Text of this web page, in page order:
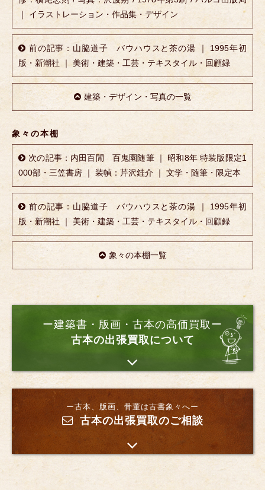
｜ イラストレーション・作品集・デザイン
前の記事：山脇道子 バウハウスと茶の湯 ｜ 1995年初
版・新潮社 ｜ 美術・建築・工芸・テキスタイル・回顧録
建築・デザイン・写真の一覧
象々の本棚
次の記事：内田百閒 百鬼園随筆 ｜ 昭和8年 特装版限定1
000部・三笠書房 ｜ 装幀：芹沢銈介 ｜ 文学・随筆・限定本
前の記事：山脇道子 バウハウスと茶の湯 ｜ 1995年初
版・新潮社 ｜ 美術・建築・工芸・テキスタイル・回顧録
象々の本棚一覧
ー建築書・版画・古本の高価買取ー
古本の出張買取について
ー古本、版画、骨董は古書象々へー
古本の出張買取のご相談